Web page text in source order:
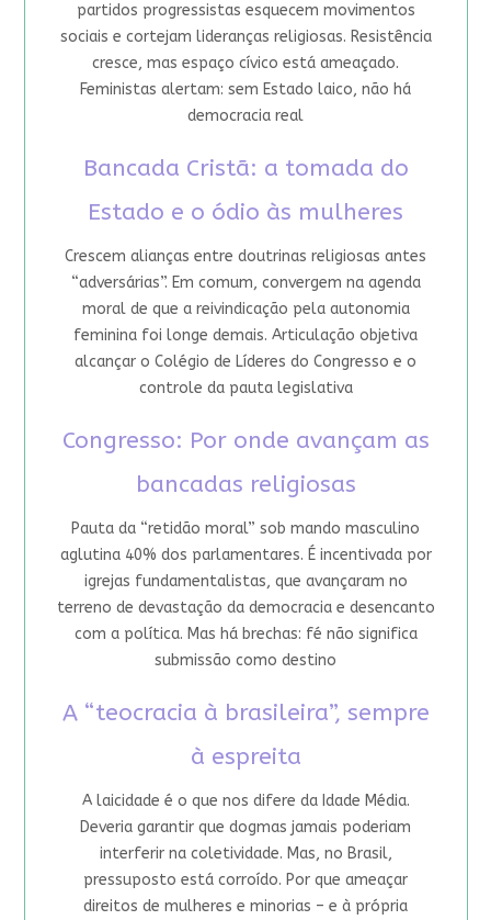
partidos progressistas esquecem movimentos
sociais e cortejam lideranças religiosas. Resistência
cresce, mas espaço cívico está ameaçado.
Feministas alertam: sem Estado laico, não há
democracia real
Bancada Cristã: a tomada do
Estado e o ódio às mulheres
Crescem alianças entre doutrinas religiosas antes
“adversárias”. Em comum, convergem na agenda
moral de que a reivindicação pela autonomia
feminina foi longe demais. Articulação objetiva
alcançar o Colégio de Líderes do Congresso e o
controle da pauta legislativa
Congresso: Por onde avançam as
bancadas religiosas
Pauta da “retidão moral” sob mando masculino
aglutina 40% dos parlamentares. É incentivada por
igrejas fundamentalistas, que avançaram no
terreno de devastação da democracia e desencanto
com a política. Mas há brechas: fé não significa
submissão como destino
A “teocracia à brasileira”, sempre
à espreita
A laicidade é o que nos difere da Idade Média.
Deveria garantir que dogmas jamais poderiam
interferir na coletividade. Mas, no Brasil,
pressuposto está corroído. Por que ameaçar
direitos de mulheres e minorias – e à própria